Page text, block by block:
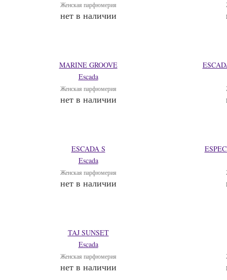
Женская парфюмерия
нет в наличии
MARINE GROOVE
Escada
Женская парфюмерия
нет в наличии
ESCADA S
Escada
Женская парфюмерия
нет в наличии
TAJ SUNSET
Escada
Женская парфюмерия
нет в наличии